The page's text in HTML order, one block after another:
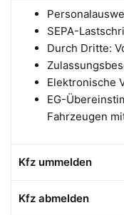
SEPA-
Durch Dritte:
Elektronische
EG-
Fahrzeugen
Kfz ummelden
Kfz abmelden